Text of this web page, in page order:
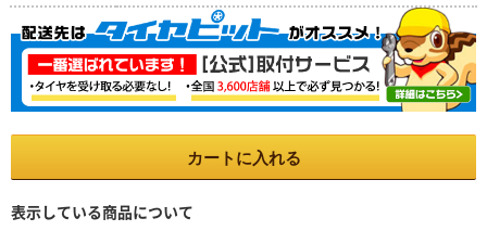
カートに入れる
表示している商品について